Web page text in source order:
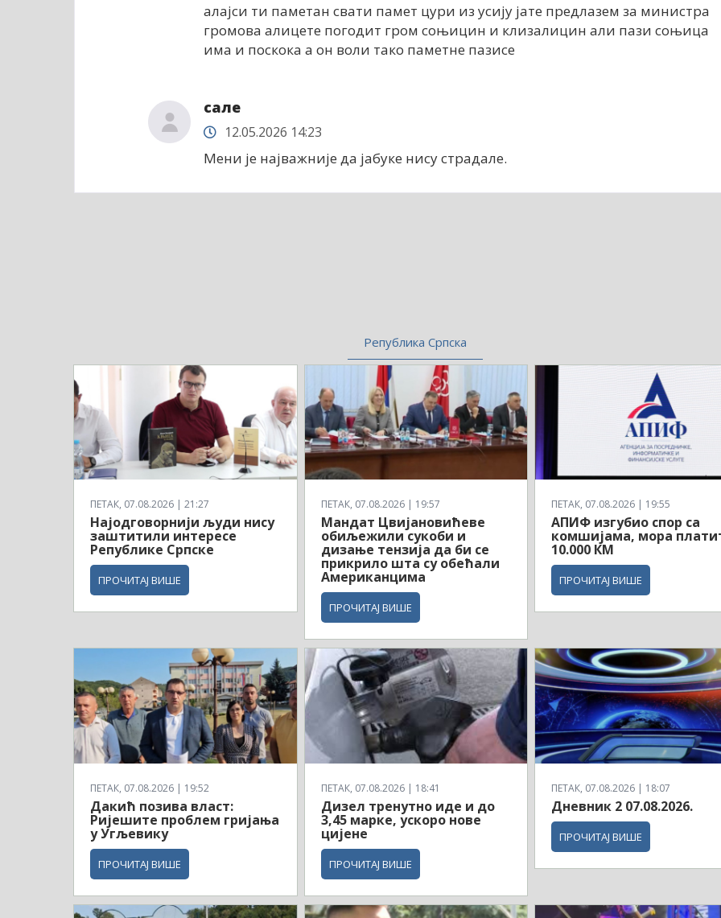
алајси ти паметан свати памет цури из усију јате предлазем за министра
громова алицете погодит гром соњицин и клизалицин али пази соњица
има и поскока а он воли тако паметне пазисе
сале
12.05.2026 14:23
Мени је најважније да јабуке нису страдале.
Република Српска
ПЕТАК, 07.08.2026 | 21:27
Најодговорнији људи нису
заштитили интересе
Републике Српске
ПРОЧИТАЈ ВИШЕ
ПЕТАК, 07.08.2026 | 19:57
Мандат Цвијановићеве
обиљежили сукоби и
дизање тензија да би се
прикрило шта су обећали
Американцима
ПРОЧИТАЈ ВИШЕ
ПЕТАК, 07.08.2026 | 19:55
АПИФ изгубио спор са
комшијама, мора
10.000 КМ
ПРОЧИТАЈ ВИШЕ
ПЕТАК, 07.08.2026 | 19:52
Дакић позива власт:
Ријешите проблем гријања
у Угљевику
ПРОЧИТАЈ ВИШЕ
ПЕТАК, 07.08.2026 | 18:41
Дизел тренутно иде и до
3,45 марке, ускоро нове
цијене
ПРОЧИТАЈ ВИШЕ
ПЕТАК, 07.08.2026 | 18:07
Дневник 2 07.08.2026.
ПРОЧИТАЈ ВИШЕ